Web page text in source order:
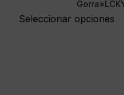
Seleccionar opciones